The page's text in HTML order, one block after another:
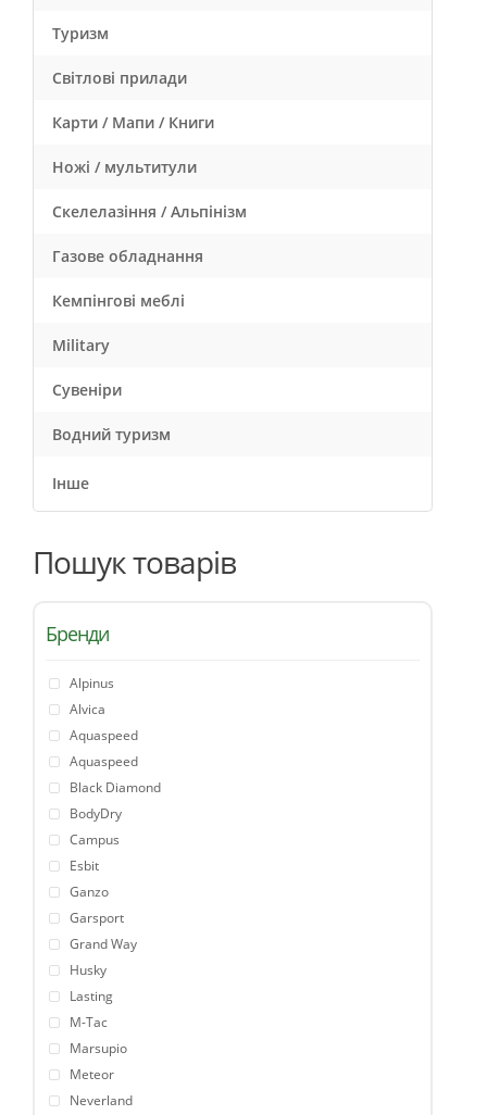
Туризм
Світлові прилади
Карти / Мапи / Книги
Ножі / мультитули
Скелелазіння / Альпінізм
Газове обладнання
Кемпінгові меблі
Military
Сувеніри
Водний туризм
Інше
Пошук товарів
Бренди
Alpinus
Alvica
Aquaspeed
Aquaspeed
Black Diamond
BodyDry
Campus
Esbit
Ganzo
Garsport
Grand Way
Husky
Lasting
M-Tac
Marsupio
Meteor
Neverland